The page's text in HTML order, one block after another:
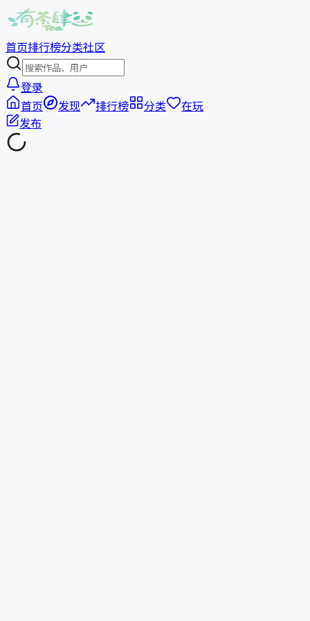
首页排行榜分类社区
登录
首页
发现 排行榜 分类
在玩
发布